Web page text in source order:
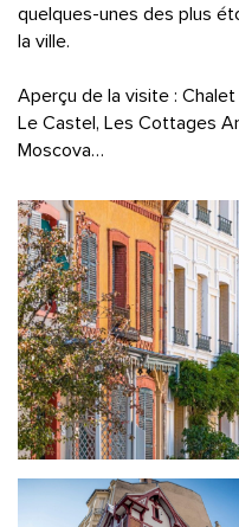
quelques-unes des plus
la ville.
Aperçu de la visite :
Le Castel, Les Cottages
Moscova…